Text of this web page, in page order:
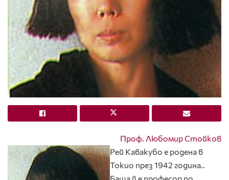
Проф. Любомир Стойков
Рей Кавакубо е родена в
Токио през 1942 година..
Баща й е професор по